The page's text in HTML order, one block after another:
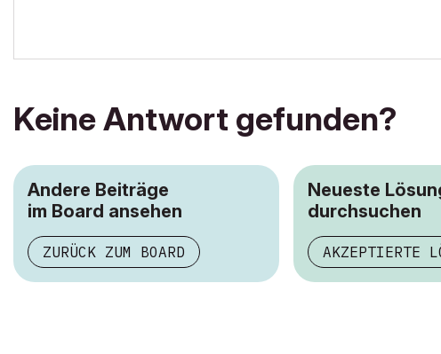
Keine Antwort gefunden?
Andere Beiträge
im Board ansehen
ZURÜCK ZUM BOARD
Neueste
durchsuchen
AKZEPTIERTE